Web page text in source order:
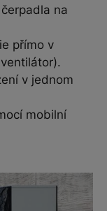
na
přímo v
v jednom
mobilní